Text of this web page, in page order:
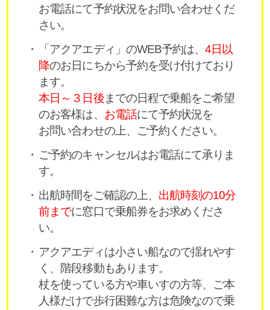
お電話にて予約状況をお問い合わせくだ
さい。
「アクアエディ」のWEB予約は、4日以
降のお日にちから予約を受け付けており
ます。
本日～３日後までの日程で乗船をご希望
のお客様は、 お電話にて予約状況を
お問い合わせの上、ご予約ください。
ご予約のキャンセルはお電話にて承りま
す。
出航時間をご確認の上、 出航時刻の10分
前までに窓口で乗船券をお求めくださ
い。
アクアエディは小さい船なので揺れやす
く、階段移動もあります。
杖を使っている方や車いすの方等、ご本
人様だけで歩行困難な方は危険なので乗